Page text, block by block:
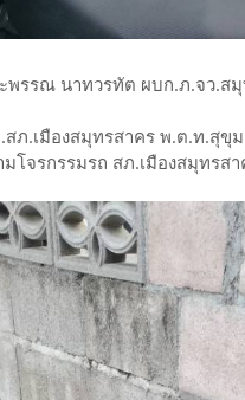
พรรณ นาทวรทัต ผบก.ภ.จว.ส
ภ.เมืองสมุทรสาคร พ.ต.ท.สุขุ
จรกรรมรถ สภ.เมืองสมุทรสา